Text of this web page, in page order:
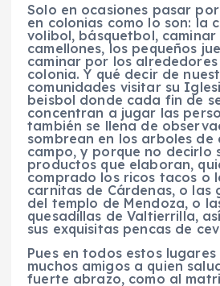
Solo en ocasiones pasar
en colonias como lo son: la
volibol, básquetbol, caminar
camellones, los pequeños
caminar por los
colonia. Y qué decir de
comunidades visitar su
beisbol donde cada fin de
concentran a jugar las
también se llena de
sombrean en los arboles
campo, y porque no decirlo
productos que elaboran,
comprado los ricos tacos o
carnitas de Cárdenas, o las
del templo de Mendoza, o
quesadillas de Valtierrilla,
sus exquisitas pencas de
Pues en todos estos
muchos amigos a quien
fuerte abrazo, como al